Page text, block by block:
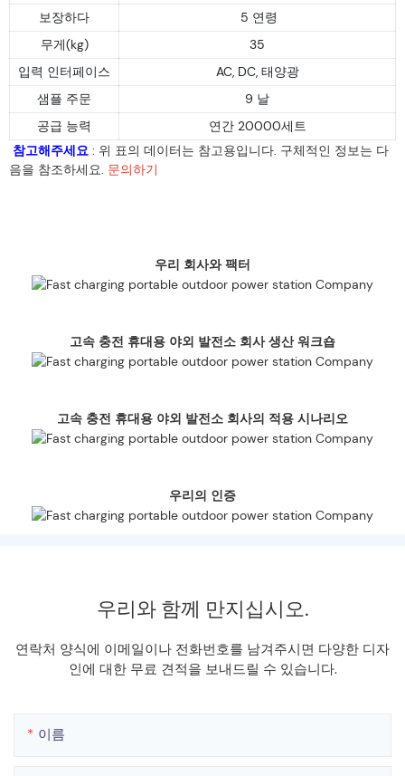
보장하다
5 연령
무게(kg)
35
입력 인터페이스
AC, DC, 태양광
샘플 주문
9 날
공급 능력
연간 20000세트
참고해주세요 : 위 표의 데이터는 참고용입니다. 구체적인 정보는 다
음을 참조하세요. 문의하기
우리 회사와 팩터
고속 충전 휴대용 야외 발전소 회사 생산 워크숍
고속 충전 휴대용 야외 발전소 회사의 적용 시나리오
우리의 인증
우리와 함께 만지십시오.
연락처 양식에 이메일이나 전화번호를 남겨주시면 다양한 디자
인에 대한 무료 견적을 보내드릴 수 있습니다.
이름